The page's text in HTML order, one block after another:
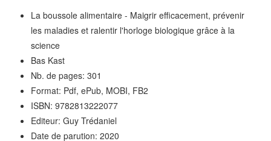
La boussole alimentaire - Maigrir efficacement, prévenir
les maladies et ralentir l'horloge biologique grâce à la
science
Bas Kast
Nb. de pages: 301
Format: Pdf, ePub, MOBI, FB2
ISBN: 9782813222077
Editeur: Guy Trédaniel
Date de parution: 2020